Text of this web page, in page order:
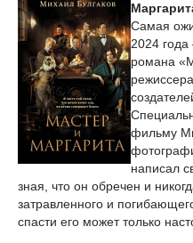
Самая
2024
романа
фильму
написал
зная, что он обречен и
затравленного и
спасти его может только